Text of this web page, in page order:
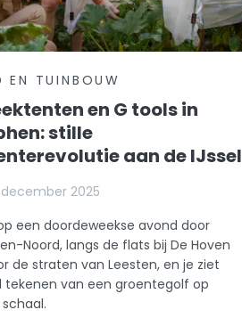
EN TUINBOUW
en G tools in
stille
aan de IJssel
2025
een doordeweekse avond door
Noord, langs de flats bij De Hoven
de straten van Leesten, en je ziet
tekenen van een groentegolf op